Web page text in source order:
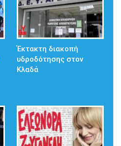
Έκτακτη διακοπή
υδροδότησης στον
Κλαδά